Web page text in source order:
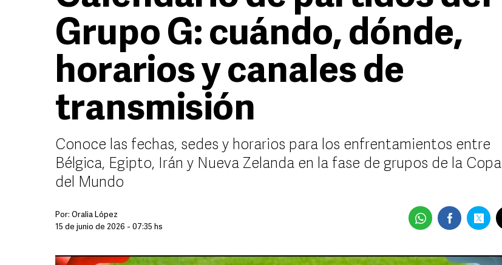
Grupo G: cuándo, dónde,
horarios y canales de
transmisión
Conoce las fechas, sedes y horarios para los enfrentamientos entre
Bélgica, Egipto, Irán y Nueva Zelanda en la fase de grupos de la Copa
del Mundo
Por: Oralia López
15 de junio de 2026 - 07:35 hs